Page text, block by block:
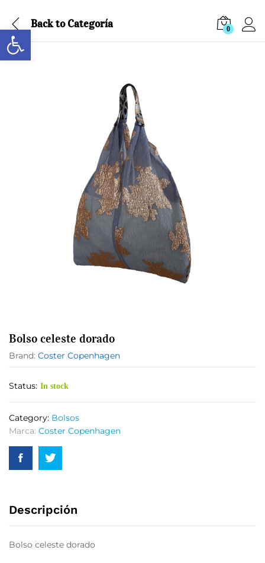
Abrir barra de herramientas Back toCategoría 0
Bolso celeste dorado
Brand: Coster Copenhagen
Status: In stock
Category: Bolsos
Marca: Coster Copenhagen
Descripción
Bolso celeste dorado